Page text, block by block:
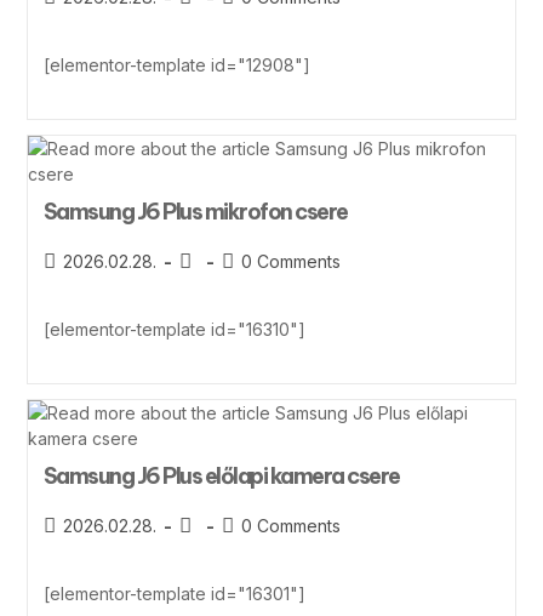
[elementor-template id="12908"]
Samsung J6 Plus mikrofon csere
2026.02.28. 0 Comments
[elementor-template id="16310"]
Samsung J6 Plus előlapi kamera csere
2026.02.28. 0 Comments
[elementor-template id="16301"]